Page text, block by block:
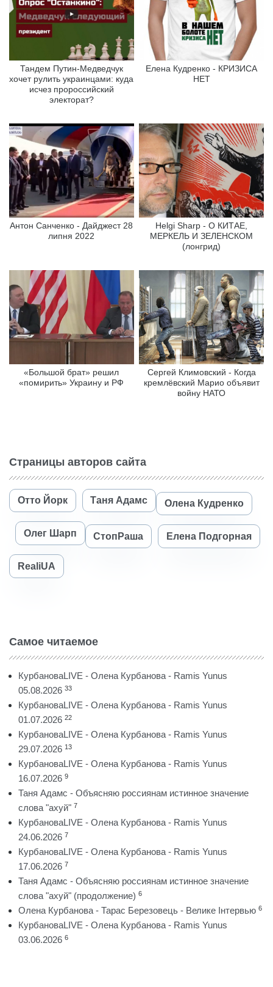
Тандем Путин-Медведчук
хочет рулить украинцами: куда
исчез пророссийский
электорат?
Елена Кудренко - КРИЗИСА
НЕТ
Антон Санченко - Дайджест 28
липня 2022
Helgi Sharp - О КИТАЕ,
МЕРКЕЛЬ И ЗЕЛЕНСКОМ
(лонгрид)
«Большой брат» решил
«помирить» Украину и РФ
Сергей Климовский - Когда
кремлёвский Марио объявит
войну НАТО
Страницы авторов сайта
Отто Йорк Таня Адамс Олена Кудренко
Олег Шарп СтопРаша Елена Подгорная
RealiUA
Самое читаемое
КурбановаLIVE - Олена Курбанова - Ramis Yunus
05.08.2026 33
КурбановаLIVE - Олена Курбанова - Ramis Yunus
01.07.2026 22
КурбановаLIVE - Олена Курбанова - Ramis Yunus
29.07.2026 13
КурбановаLIVE - Олена Курбанова - Ramis Yunus
16.07.2026 9
Таня Адамс - Объясняю россиянам истинное значение
слова "ахуй" 7
КурбановаLIVE - Олена Курбанова - Ramis Yunus
24.06.2026 7
КурбановаLIVE - Олена Курбанова - Ramis Yunus
17.06.2026 7
Таня Адамс - Объясняю россиянам истинное значение
слова "ахуй" (продолжение) 6
Олена Курбанова - Тарас Березовець - Велике Інтервью 6
КурбановаLIVE - Олена Курбанова - Ramis Yunus
03.06.2026 6